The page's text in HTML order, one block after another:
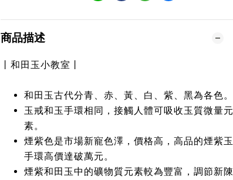
商品描述
丨和田玉小教室丨
和田玉古代分青、赤、黃、白、紫、黑為各色。
玉戒和玉手環相同，接觸人體可吸收玉質微量元
素。
煙紫色是市場新寵色澤，價格高，高品的煙紫玉
手環高價達破萬元。
煙紫和田玉中的礦物質元素較為豐富，調節新陳